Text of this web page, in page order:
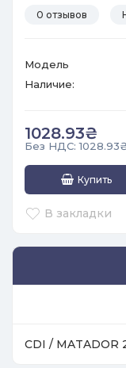
0 отзывов
Модель
Наличие:
1028.93₴
Без НДС:
Купить
В закладки
CDI /